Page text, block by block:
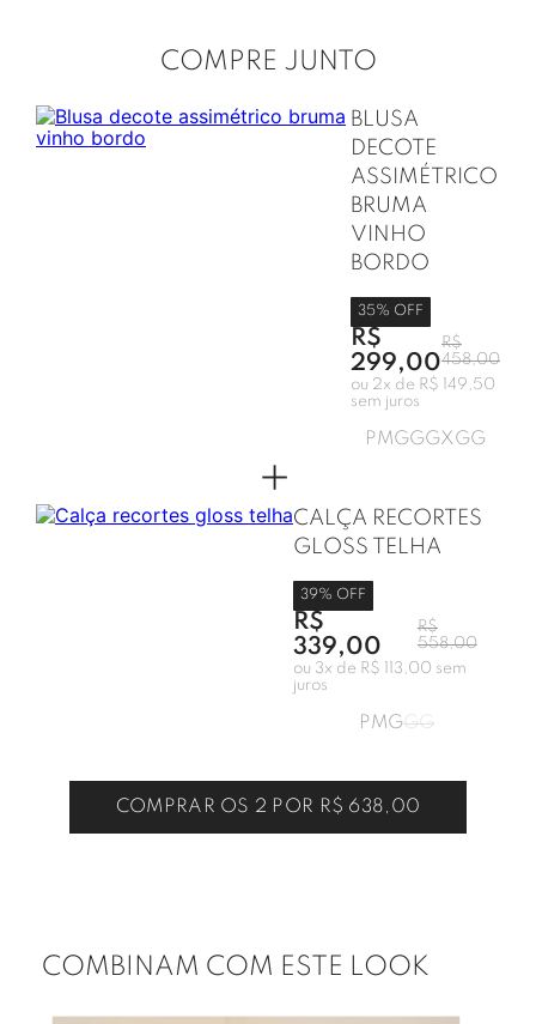
COMPRE JUNTO
BLUSA
DECOTE
ASSIMÉTRICO
BRUMA
VINHO
BORDO
35% OFF
R$
299,00
R$
458,00
ou 2x de R$ 149,50
sem juros
PMGGGXGG
+
CALÇA RECORTES
GLOSS TELHA
39% OFF
R$
339,00
R$
558,00
ou 3x de R$ 113,00 sem
juros
PMGGG
COMPRAR OS 2 POR R$ 638,00
COMBINAM COM ESTE LOOK